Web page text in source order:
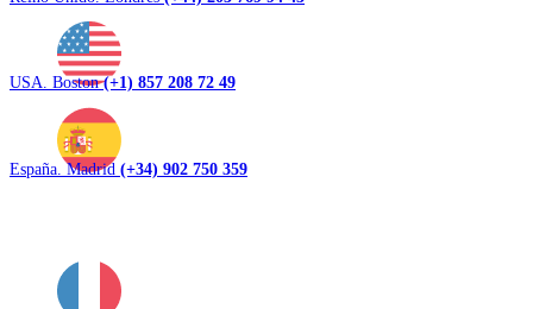
USA. Boston(+1) 857 208 72 49
España. Madrid (+34) 902 750 359